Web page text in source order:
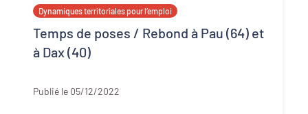
Dynamiques territoriales pour l’emploi
Temps de poses / Rebond à Pau (64) et
à Dax (40)
Publié le 05/12/2022